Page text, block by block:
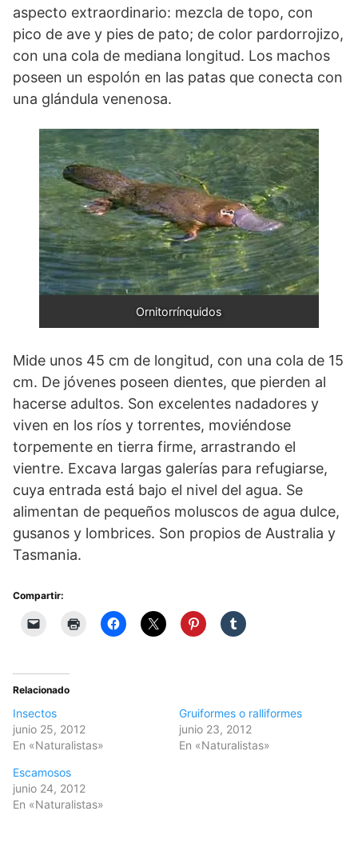
aspecto extraordinario: mezcla de topo, con
pico de ave y pies de pato; de color pardorrojizo,
con una cola de mediana longitud. Los machos
poseen un espolón en las patas que conecta con
una glándula venenosa.
Ornitorrínquidos
Mide unos 45 cm de longitud, con una cola de 15
cm. De jóvenes poseen dientes, que pierden al
hacerse adultos. Son excelentes nadadores y
viven en los ríos y torrentes, moviéndose
torpemente en tierra firme, arrastrando el
vientre. Excava largas galerías para refugiarse,
cuya entrada está bajo el nivel del agua. Se
alimentan de pequeños moluscos de agua dulce,
gusanos y lombrices. Son propios de Australia y
Tasmania.
Compartir:
Relacionado
Insectos
junio 25, 2012
En «Naturalistas»
Gruiformes o ralliformes
junio 23, 2012
En «Naturalistas»
Escamosos
junio 24, 2012
En «Naturalistas»